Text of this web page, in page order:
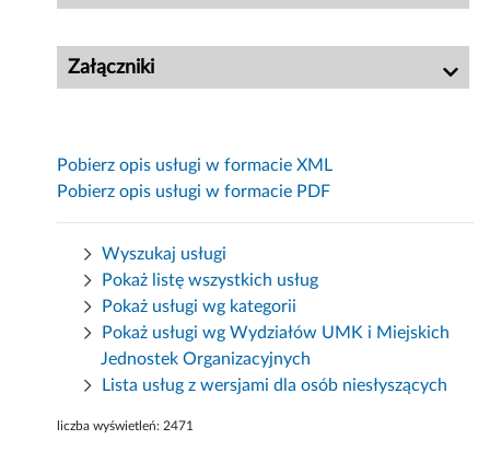
Załączniki
Pobierz opis usługi w formacie XML
Pobierz opis usługi w formacie PDF
Wyszukaj usługi
Pokaż listę wszystkich usług
Pokaż usługi wg kategorii
Pokaż usługi wg Wydziałów UMK i Miejskich
Jednostek Organizacyjnych
Lista usług z wersjami dla osób niesłyszących
liczba wyświetleń:2471